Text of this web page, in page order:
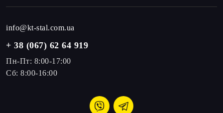
info@kt-stal.com.ua
+ 38 (067) 62 64 919
Пн-Пт: 8:00-17:00
Сб: 8:00-16:00